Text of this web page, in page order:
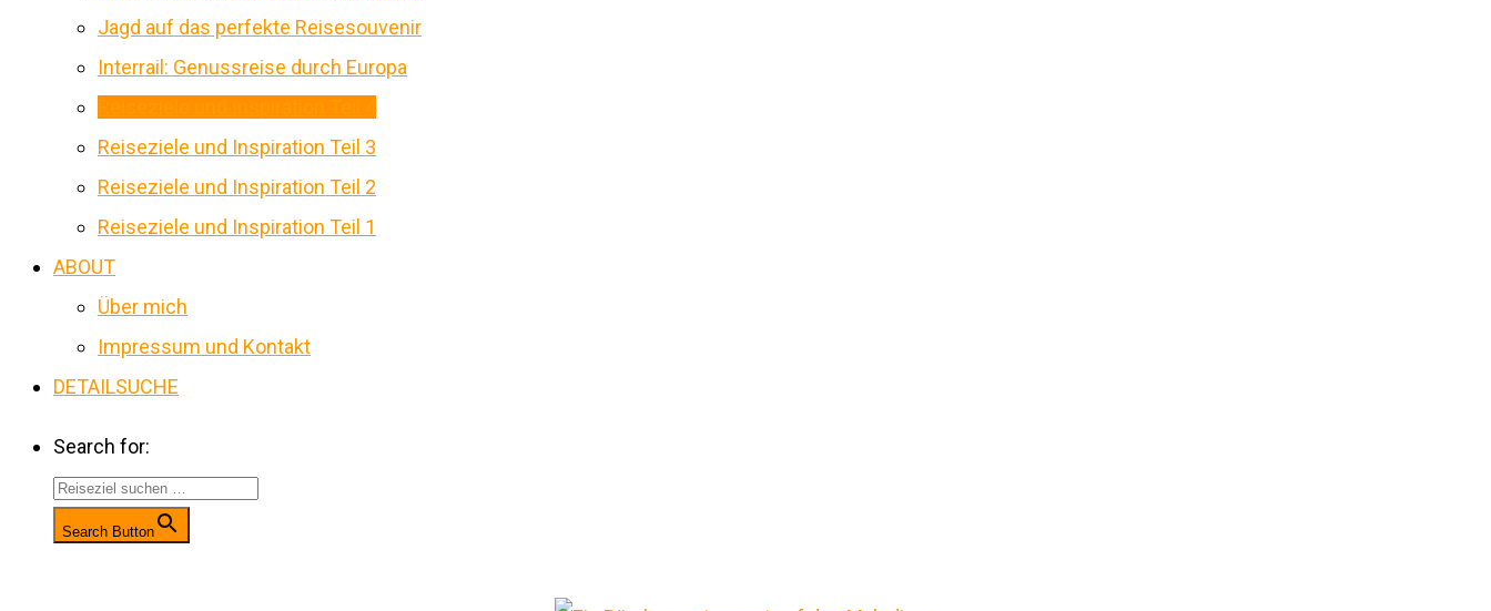
Jagd auf das perfekte Reisesouvenir
Interrail: Genussreise durch Europa
Reiseziele und Inspiration Teil 3
Reiseziele und Inspiration Teil 2
Reiseziele und Inspiration Teil 1
ABOUT
Über mich
Impressum und Kontakt
DETAILSUCHE
Search for:
Search Button